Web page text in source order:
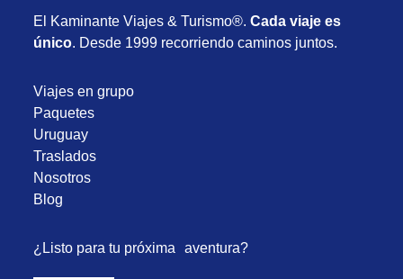
El Kaminante Viajes & Turismo®.Cada viaje es
único. Desde 1999 recorriendo caminos juntos.
Viajes en grupo
Paquetes
Uruguay
Traslados
Nosotros
Blog
¿Listo para tu próxima aventura?